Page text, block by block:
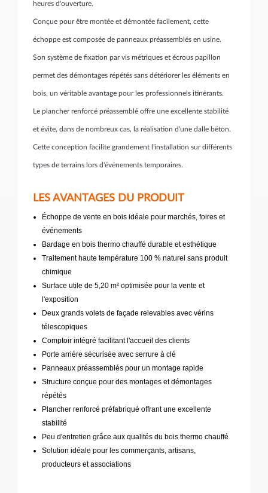
heures d'ouverture.
Conçue pour être montée et démontée facilement, cette
échoppe est composée de panneaux préassemblés en usine.
Son système de fixation par vis métriques et écrous papillon
permet des démontages répétés sans détériorer les éléments en
bois, un véritable avantage pour les professionnels itinérants.
Le plancher renforcé préassemblé offre une excellente stabilité
et évite, dans de nombreux cas, la réalisation d'une dalle béton.
Cette conception facilite grandement l'installation sur différents
types de terrains lors d'événements temporaires.
LES AVANTAGES DU PRODUIT
Échoppe de vente en bois idéale pour marchés, foires et
événements
Bardage en bois thermo chauffé durable et esthétique
Traitement haute température 100 % naturel sans produit
chimique
Surface utile de 5,20 m² optimisée pour la vente et
l'exposition
Deux grands volets de façade relevables avec vérins
télescopiques
Comptoir intégré facilitant l'accueil des clients
Porte arrière sécurisée avec serrure à clé
Panneaux préassemblés pour un montage rapide
Structure conçue pour des montages et démontages
répétés
Plancher renforcé préfabriqué offrant une excellente
stabilité
Peu d'entretien grâce aux qualités du bois thermo chauffé
Solution idéale pour les commerçants, artisans,
producteurs et associations